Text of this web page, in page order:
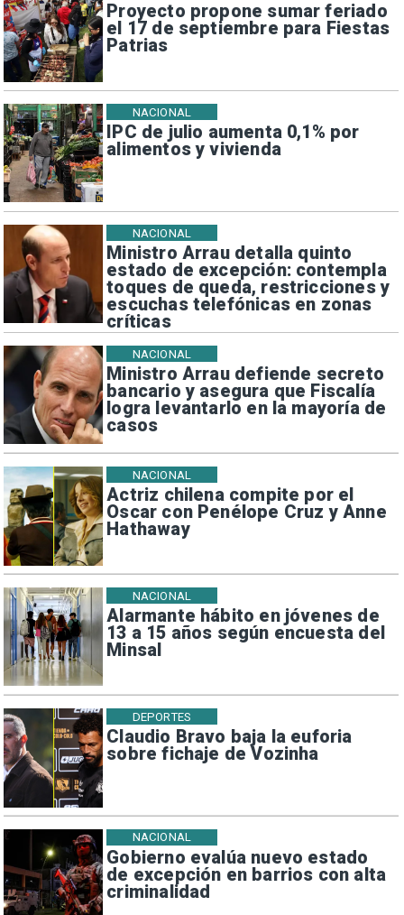
Proyecto propone sumar feriado
el 17 de septiembre para Fiestas
Patrias
IPC de julio aumenta 0,1% por
alimentos y vivienda
NACIONAL
Ministro Arrau detalla quinto
estado de excepción: contempla
toques de queda, restricciones y
escuchas telefónicas en zonas
críticas
NACIONAL
Ministro Arrau defiende secreto
bancario y asegura que Fiscalía
logra levantarlo en la mayoría de
casos
NACIONAL
Actriz chilena compite por el
Oscar con Penélope Cruz y Anne
Hathaway
NACIONAL
Alarmante hábito en jóvenes de
13 a 15 años según encuesta del
Minsal
NACIONAL
Claudio Bravo baja la euforia
sobre fichaje de Vozinha
DEPORTES
Gobierno evalúa nuevo estado
de excepción en barrios con alta
criminalidad
NACIONAL